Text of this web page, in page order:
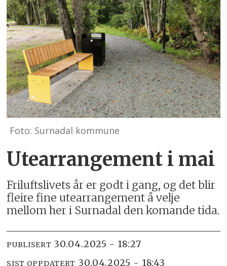
Foto: Surnadal kommune
Utearrangement i mai
Friluftslivets år er godt i gang, og det blir
fleire fine utearrangement å velje
mellom her i Surnadal den komande tida.
PUBLISERT 30.04.2025 - 18:27
SIST OPPDATERT 30.04.2025 - 18:43